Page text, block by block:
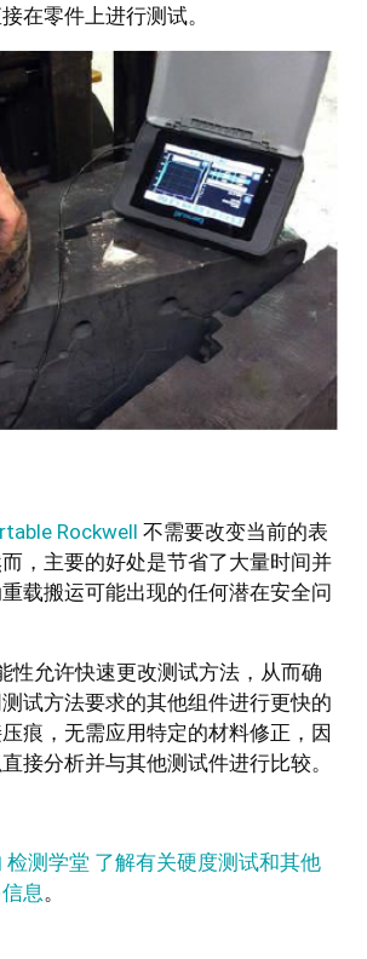
在零件上进行测试。
Rockwell 不需要改变当前的表
，主要的好处是节省了大量时间并
载搬运可能出现的任何潜在安全问
性允许快速更改测试方法，从而确
试方法要求的其他组件进行更快的
痕，无需应用特定的材料修正，因
接分析并与其他测试件进行比较。
检测学堂 了解有关硬度测试和其他
息。